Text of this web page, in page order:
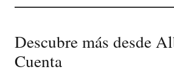
Descubre más desde
Cuenta